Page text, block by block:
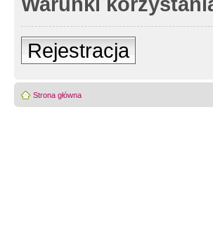
Rejestracja
Strona główna